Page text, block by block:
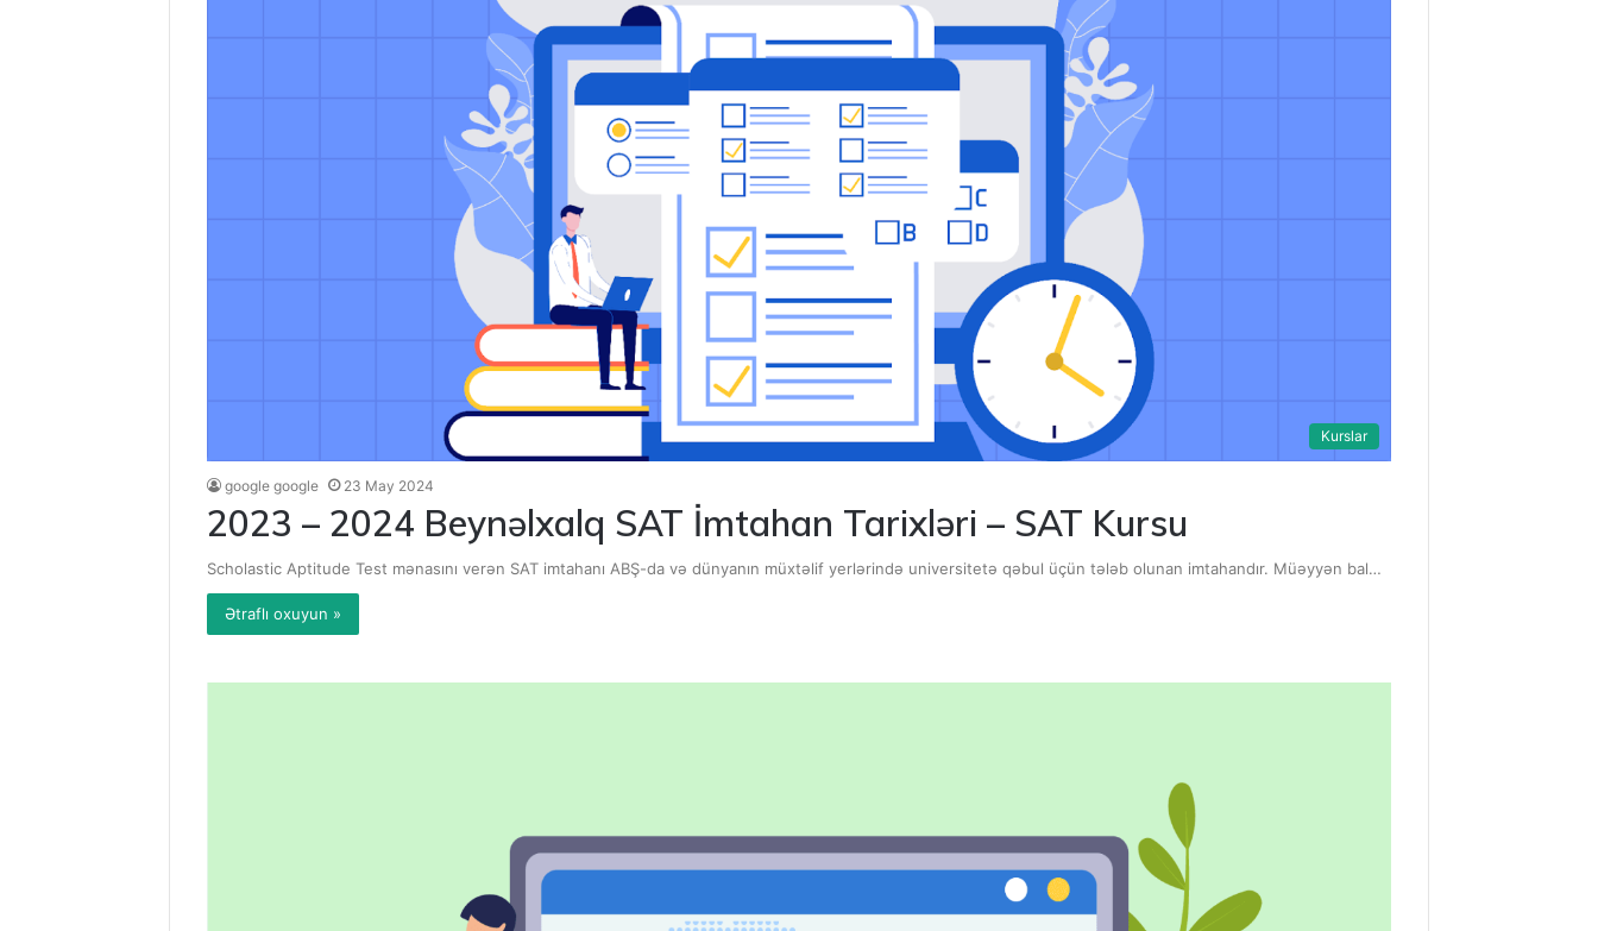
Kurslar
google google 23 May 2024
2023 – 2024 Beynəlxalq SAT İmtahan Tarixləri – SAT Kursu
Scholastic Aptitude Test mənasını verən SAT imtahanı ABŞ-da və dünyanın müxtəlif yerlərində universitetə qəbul üçün tələb olunan imtahandır. Müəyyən bal…
Ətraflı oxuyun »